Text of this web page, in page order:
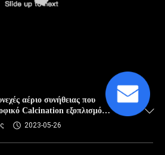
αέριο συνήθειας που
Calcination εξοπλισμό
2023-05-26